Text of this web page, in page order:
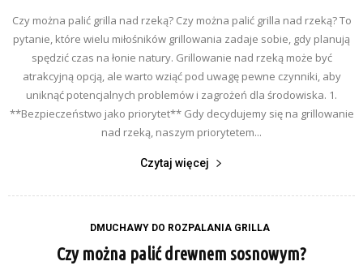
Czy można palić grilla nad rzeką? Czy można palić grilla nad rzeką? To
pytanie, które wielu miłośników grillowania zadaje sobie, gdy planują
spędzić czas na łonie natury. Grillowanie nad rzeką może być
atrakcyjną opcją, ale warto wziąć pod uwagę pewne czynniki, aby
uniknąć potencjalnych problemów i zagrożeń dla środowiska. 1.
**Bezpieczeństwo jako priorytet** Gdy decydujemy się na grillowanie
nad rzeką, naszym priorytetem...
Czytaj więcej
DMUCHAWY DO ROZPALANIA GRILLA
Czy można palić drewnem sosnowym?